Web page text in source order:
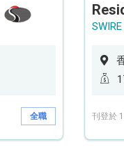
全職 刊登於